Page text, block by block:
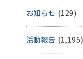
お知らせ (129)
活動報告 (1,195)